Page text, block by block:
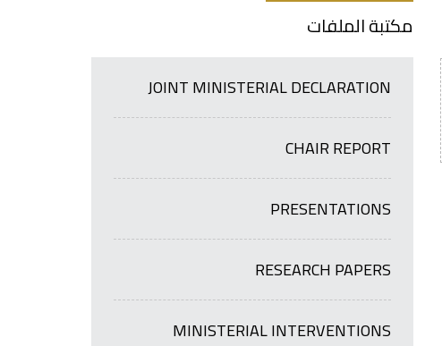
مكتبة الملفات
JOINT MINISTERIAL DECLARATION
CHAIR REPORT
PRESENTATIONS
RESEARCH PAPERS
MINISTERIAL INTERVENTIONS